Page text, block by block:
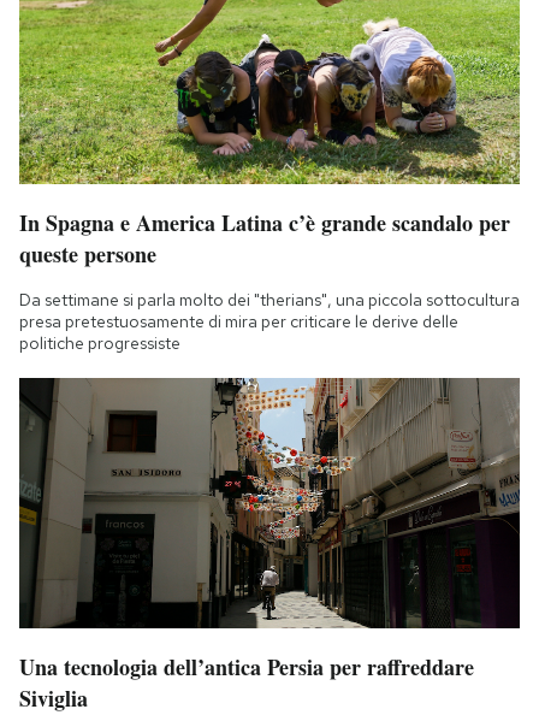
In Spagna e America Latina c’è grande scandalo per
queste persone
Da settimane si parla molto dei "therians", una piccola sottocultura
presa pretestuosamente di mira per criticare le derive delle
politiche progressiste
Una tecnologia dell’antica Persia per raffreddare
Siviglia